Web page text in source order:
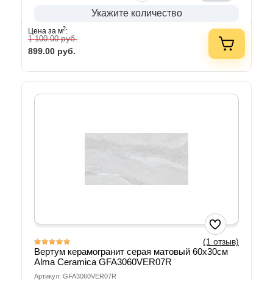
Укажите количество
Цена за м2:
1 100.00руб.
899.00 руб.
(1 отзыв)
Вертум керамогранит серая матовый 60х30см
Alma Ceramica GFA3060VER07R
Артикул: GFA3060VER07R